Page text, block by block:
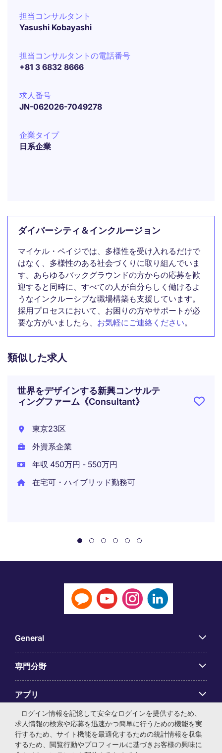
担当コンサルタント
Yasushi Kobayashi
担当コンサルタントの電話番号
+81 3 6832 8666
求人番号
JN-062026-7049278
企業タイプ
日系企業
ダイバーシティ＆インクルージョン
マイケル・ペイジでは、多様性を受け入れるだけで
はなく、多様性のある社会づくりに取り組んでいま
す。あらゆるバックグラウンドの方からの応募を歓
迎すると同時に、すべての人が自分らしく働けるよ
うなインクルーシブな職場構築も支援しています。
採用プロセスにおいて、お困りの方やサポートが必
要な方がいましたら、 お気軽にご連絡ください。
類似した求人
世界をデザインする新興コンサルテ
ィングファーム《Consultant》
東京23区
外資系企業
年収 450万円 - 550万円
在宅可・ハイブリッド勤務可
General
専門分野
アプリ
Employer Centre
ログイン情報を記憶して安全なログインを提供するため、
求人情報の検索や応募を迅速かつ簡単に行うための機能を実
行するため、サイト機能を最適化するための統計情報を収集
するため、閲覧行動やプロフィールに基づきお客様の興味に